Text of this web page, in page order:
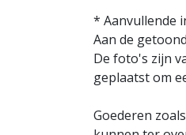
* Aanvullende
Aan de
De foto's zijn
geplaatst om
Goederen